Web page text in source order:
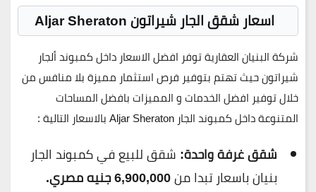
اسعار شقق الجار شيراتون Aljar Sheraton
شركة البنيان العقارية توفر افضل الاسعار داخل كمبوند ألجار
شيراتون حيث تهتم بتوفير فرص استثمار مميزة بلا منافس من
خلال توفير افضل الخدمات و المميزات بافضل المساحات
المتنوعة داخل كمبوند الجار Aljar Sheraton بالاسعار التالية :
شقق غرفة واحدة: شقق للبيع في كمبوند الجار
بنيان باسعار تبدا من